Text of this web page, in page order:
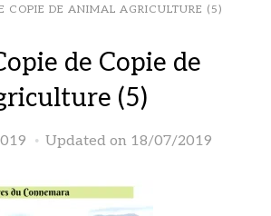
COPIE DE ANIMAL AGRICULTURE (5)
de Copie de
(5)
Updated on 18/07/2019